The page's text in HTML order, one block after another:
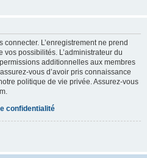
L’enregistrement ne prend
possibilités. L’administrateur du
additionnelles aux membres
vous d’avoir pris connaissance
politique de vie privée. Assurez-vous
confidentialité